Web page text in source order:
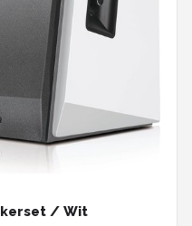
/ Wit